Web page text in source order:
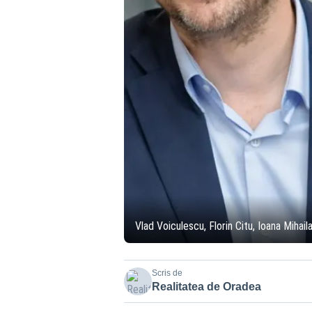
Vlad Voiculescu, Florin Citu, Ioana Mihaila
Scris de
Realitatea de Oradea